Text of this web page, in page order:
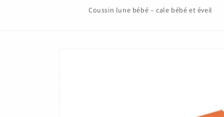
Coussin lune bébé – cale bébé et éveil